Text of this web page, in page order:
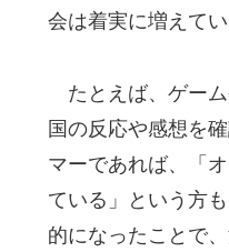
会は着実に増えてい
たとえば、ゲー
国の反応や感想を
マーであれば、「
ている」という方
的になったことで